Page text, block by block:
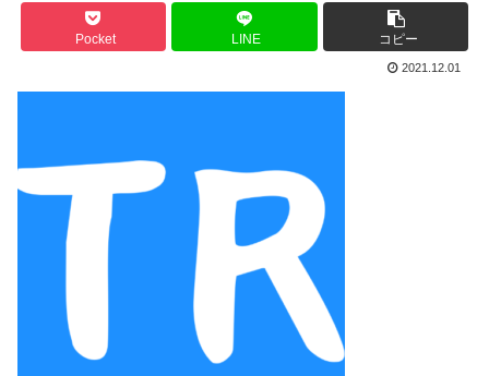
Pocket LINE コピー
2021.12.01